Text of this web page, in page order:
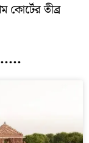
কোর্টের তীব্র